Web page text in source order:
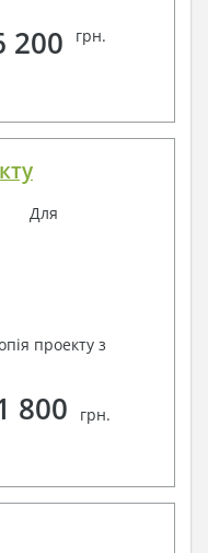
200 грн.
Для
проекту з
800 грн.